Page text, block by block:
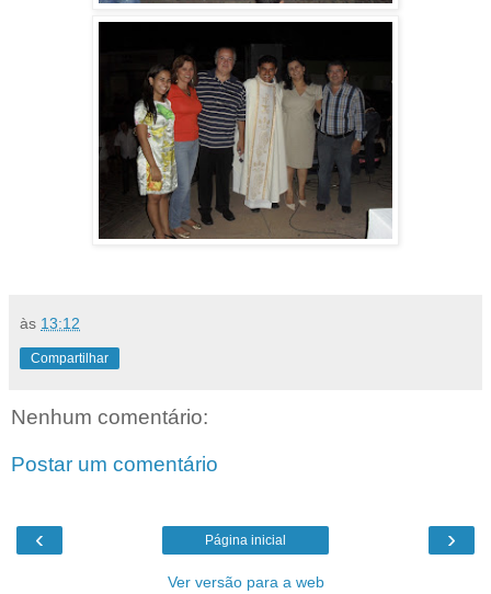
às 13:12
Compartilhar
Nenhum comentário:
Postar um comentário
‹ ›
Página inicial
Ver versão para a web